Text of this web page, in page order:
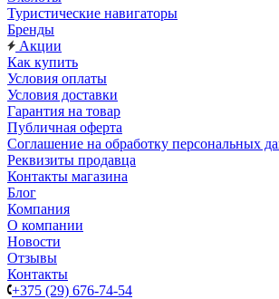
Туристические навигаторы
Бренды
Акции
Как купить
Условия оплаты
Условия доставки
Гарантия на товар
Публичная оферта
Соглашение на обработку персональных
Реквизиты продавца
Контакты магазина
Блог
Компания
О компании
Новости
Отзывы
Контакты
+375 (29) 676-74-54